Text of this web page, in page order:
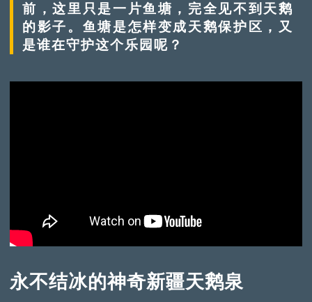
前，这里只是一片鱼塘，完全见不到天鹅
的影子。鱼塘是怎样变成天鹅保护区，又
是谁在守护这个乐园呢？
永不结冰的神奇新疆天鹅泉